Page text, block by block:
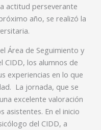
actitud perseverante
año, se realizó la
Área de Seguimiento y
CIDD, los alumnos de
experiencias en lo que
La jornada, que se
excelente valoración
asistentes. En el inicio
del CIDD, a